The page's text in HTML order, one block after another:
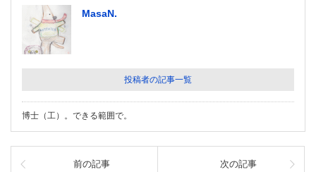
MasaN.
投稿者の記事一覧
博士（工）。できる範囲で。
前の記事 次の記事